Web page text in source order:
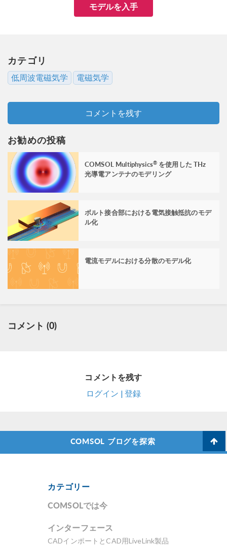
モデルを入手
カテゴリ
低周波電磁気学 電磁気学
コメントを残す
お勧めの投稿
COMSOL Multiphysics® を使用した THz
光導電アンテナのモデリング
ボルト接合部における電気接触抵抗のモデ
ル化
電流モデルにおける分散のモデル化
コメント (0)
コメントを残す
ログイン | 登録
COMSOL ブログを探索
カテゴリー
COMSOLでは今
インターフェース
CADインポートとCAD用LiveLink製品